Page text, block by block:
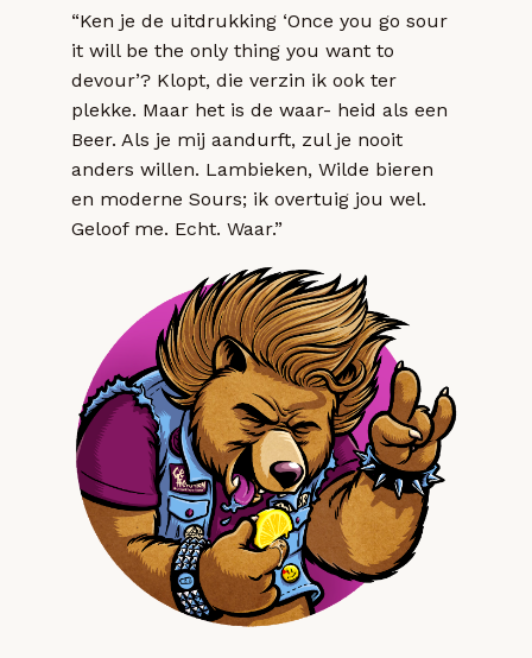
“Ken je de uitdrukking ‘Once you go sour
it will be the only thing you want to
devour’? Klopt, die verzin ik ook ter
plekke. Maar het is de waar- heid als een
Beer. Als je mij aandurft, zul je nooit
anders willen. Lambieken, Wilde bieren
en moderne Sours; ik overtuig jou wel.
Geloof me. Echt. Waar.”